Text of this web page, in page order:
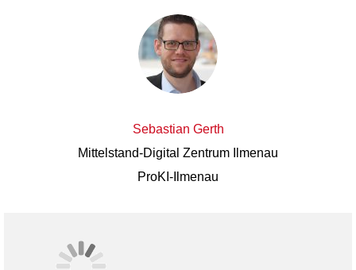
Sebastian Gerth
Mittelstand-Digital Zentrum Ilmenau
ProKI-Ilmenau